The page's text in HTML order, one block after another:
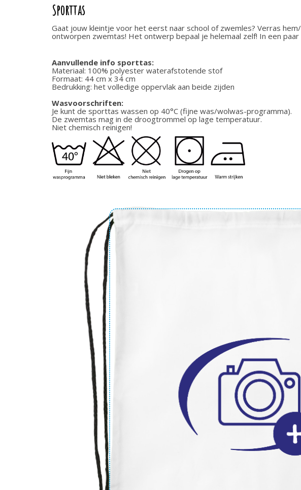
Sporttas
Gaat jouw kleintje voor het eerst naar school of zwemles? Verras
ontworpen zwemtas! Het ontwerp bepaal je helemaal zelf! In een
Aanvullende info sporttas:
Materiaal: 100% polyester waterafstotende stof
Formaat: 44 cm x 34 cm
Bedrukking: het volledige oppervlak aan beide zijden
Wasvoorschriften:
Je kunt de sporttas wassen op 40°C (fijne was/wolwas-programma).
De zwemtas mag in de droogtrommel op lage temperatuur.
Niet chemisch reinigen!